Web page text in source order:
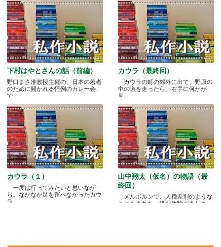
下村はやとさんの話（前編）
野口まさ准教授主催の、日本の若者
のために開かれる恒例のカレー会
で.....
カウラ（最終回）
カウラの町の郊外に出て、野原の
中の道を走ったら、右手に何かが
見.....
カウラ（１）
一度は行ってみたいと思いなが
ら、なかなか足を運べなかったカウ
ラ.....
山中翔太（仮名）の物語（最
終回）
メルボルンで、人種差別のような
ことをされた、嫌な体験がありま